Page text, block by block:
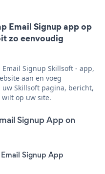
Email Signup app op
zo eenvoudig
Signup Skillsoft - app,
aan en voeg
Skillsoft pagina, bericht,
op uw site.
Signup App on
Signup App